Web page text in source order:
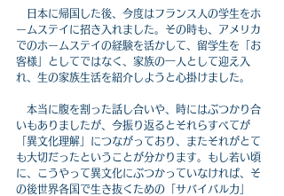
日本に帰国した後、今度はフランス人の学生をホ
ームステイに招き入れました。その時も、アメリカ
でのホームステイの経験を活かして、留学生を「お
客様」としてではなく、家族の一人として迎え入
れ、生の家族生活を紹介しようと心掛けました。
本当に腹を割った話し合いや、時にはぶつかり合
いもありましたが、今振り返るとそれらすべてが
「異文化理解」につながっており、またそれがとて
も大切だったということが分かります。もし若い頃
に、こうやって異文化にぶつかっていなければ、そ
の後世界各国で生き抜くための「サバイバル力」